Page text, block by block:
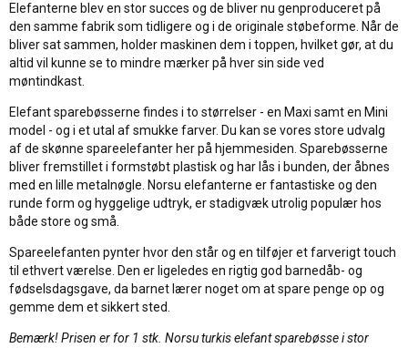
Elefanterne blev en stor succes og de bliver nu genproduceret på
den samme fabrik som tidligere og i de originale støbeforme. Når de
bliver sat sammen, holder maskinen dem i toppen, hvilket gør, at du
altid vil kunne se to mindre mærker på hver sin side ved
møntindkast.
Elefant sparebøsserne findes i to størrelser - en Maxi samt en Mini
model - og i et utal af smukke farver. Du kan se vores store udvalg
af de skønne spareelefanter her på hjemmesiden. Sparebøsserne
bliver fremstillet i formstøbt plastisk og har lås i bunden, der åbnes
med en lille metalnøgle. Norsu elefanterne er fantastiske og den
runde form og hyggelige udtryk, er stadigvæk utrolig populær hos
både store og små.
Spareelefanten pynter hvor den står og en tilføjer et farverigt touch
til ethvert værelse. Den er ligeledes en rigtig god barnedåb- og
fødselsdagsgave, da barnet lærer noget om at spare penge op og
gemme dem et sikkert sted.
Bemærk! Prisen er for 1 stk. Norsu turkis elefant sparebøsse i stor